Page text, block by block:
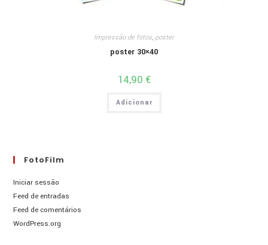
Impressão de fotos, poster
poster 30×40
14,90 €
Adicionar
FotoFilm
Iniciar sessão
Feed de entradas
Feed de comentários
WordPress.org